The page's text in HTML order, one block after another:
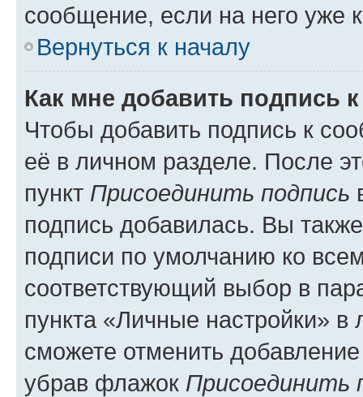
сообщение, если на него уже
Вернуться к началу
Как мне добавить подпись
Чтобы добавить подпись к
её в личном разделе. После
пункт Присоединить подпись
подпись добавилась. Вы
подписи по умолчанию ко
соответствующий выбор в
пункта «Личные настройки»
сможете отменить
убрав флажок Присоединить